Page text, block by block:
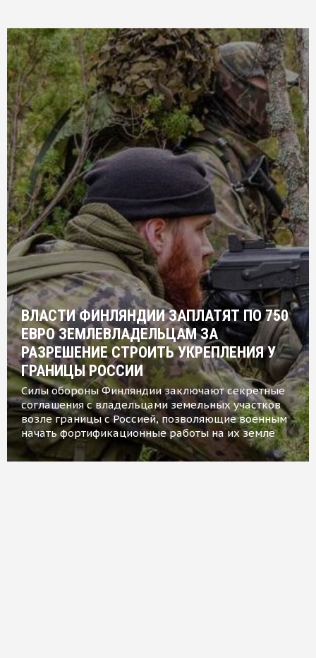
ВЛАСТИ ФИНЛЯНДИИ ЗАПЛАТЯТ ПО 750
ЕВРО ЗЕМЛЕВЛАДЕЛЬЦАМ ЗА
РАЗРЕШЕНИЕ СТРОИТЬ УКРЕПЛЕНИЯ У
ГРАНИЦЫ РОССИИ
Силы обороны Финляндии заключают секретные
соглашения с владельцами земельных участков
возле границы с Россией, позволяющие военным
начать фортификационные работы на их земле